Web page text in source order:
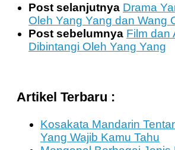
Post selanjutnya Drama
Oleh Yang Yang dan Wang
Post sebelumnya Film dan
Dibintangi Oleh Yang Yang
Artikel Terbaru :
Kosakata Mandarin
Yang Wajib Kamu Tahu